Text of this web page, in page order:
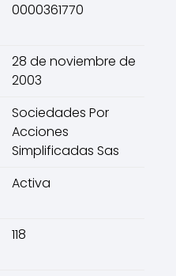
0000361770
28 de noviembre de
2003
Sociedades Por
Acciones
Simplificadas Sas
Activa
118